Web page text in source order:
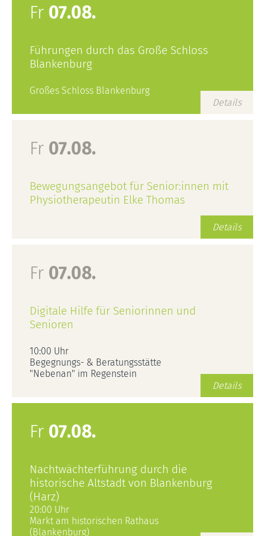
Fr 07.08.
Führungen durch das Große Schloss
Blankenburg
Großes Schloss Blankenburg
Details
Fr 07.08.
Bewegungsangebot für Senior:innen mit
Physiotherapeutin Elke Thomas
Details
Fr 07.08.
Digitale Hilfe für Seniorinnen und
Senioren
10:00 Uhr
Begegnungs- & Beratungsstätte
"Nebenan" im Regenstein
Details
Fr 07.08.
Nachtwächterführung durch die
historische Altstadt von Blankenburg
(Harz)
20:00 Uhr
Markt am historischen Rathaus
(Blankenburg)